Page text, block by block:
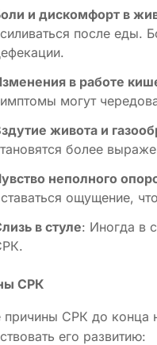
и дискомфорт в
после еды.
в работе
могут
живота и
более
неполного
ощущение,
в стуле: Иногда в
СРК
причины СРК до конца
его развитию: